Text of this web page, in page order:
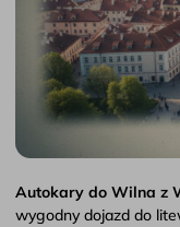
Autokary do Wilna z
wygodny dojazd do